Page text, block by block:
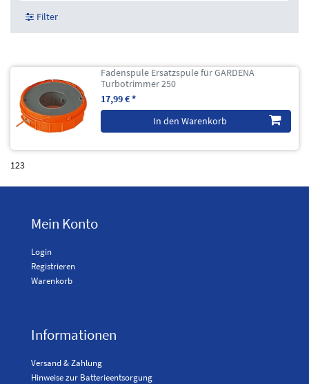
Filter
Fadenspule Ersatzspule für GARDENA
Turbotrimmer 250
17,99 € *
In den Warenkorb
123
Mein Konto
Login
Registrieren
Warenkorb
Informationen
Versand & Zahlung
Hinweise zur Batterieentsorgung